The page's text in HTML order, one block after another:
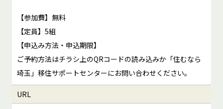
【参加費】無料
【定員】5組
【申込み方法・申込期限】
ご予約方法はチラシ上のQRコードの読み込みか「住むなら
埼玉」移住サポートセンターにお問い合わせください。
URL